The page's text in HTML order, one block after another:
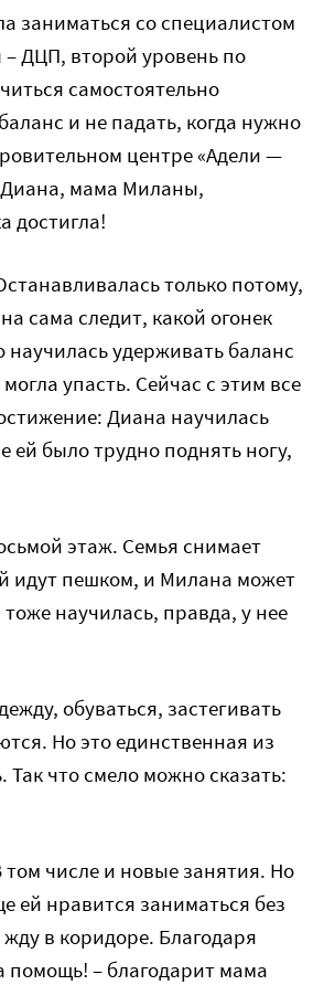
заниматься со специалистом
ДЦП, второй уровень по
самостоятельно
и не падать, когда нужно
центре «Адели —
Диана, мама Миланы,
достигла!
только потому,
сама следит, какой огонек
научилась удерживать баланс
упасть. Сейчас с этим все
Диана научилась
было трудно поднять ногу,
этаж. Семья снимает
идут пешком, и Милана может
научилась, правда, у нее
обуваться, застегивать
Но это единственная из
что смело можно сказать:
числе и новые занятия. Но
ей нравится заниматься без
в коридоре. Благодаря
помощь! – благодарит мама